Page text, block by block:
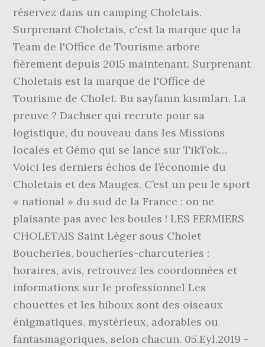
réservez dans un camping Choletais.
Surprenant Choletais, c'est la marque que la
Team de l'Office de Tourisme arbore
fièrement depuis 2015 maintenant. Surprenant
Choletais est la marque de l'Office de
Tourisme de Cholet. Bu sayfanın kısımları. La
preuve ? Dachser qui recrute pour sa
logistique, du nouveau dans les Missions
locales et Gémo qui se lance sur TikTok…
Voici les derniers échos de l’économie du
Choletais et des Mauges. C’est un peu le sport
« national » du sud de la France : on ne
plaisante pas avec les boules ! LES FERMIERS
CHOLETAIS Saint Léger sous Cholet
Boucheries, boucheries-charcuteries :
horaires, avis, retrouvez les coordonnées et
informations sur le professionnel Les
chouettes et les hiboux sont des oiseaux
énigmatiques, mystérieux, adorables ou
fantasmagoriques, selon chacun. 05.Eyl.2019 -